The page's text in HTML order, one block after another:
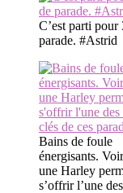
C’est parti pour
parade. #Astrid
Bains de foule
énergisants.
une Harley
s’offrir l’une